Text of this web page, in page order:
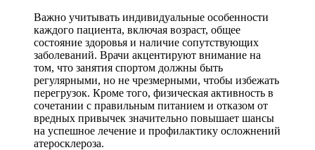
Важно учитывать индивидуальные особенности
каждого пациента, включая возраст, общее
состояние здоровья и наличие сопутствующих
заболеваний. Врачи акцентируют внимание на
том, что занятия спортом должны быть
регулярными, но не чрезмерными, чтобы избежать
перегрузок. Кроме того, физическая активность в
сочетании с правильным питанием и отказом от
вредных привычек значительно повышает шансы
на успешное лечение и профилактику осложнений
атеросклероза.